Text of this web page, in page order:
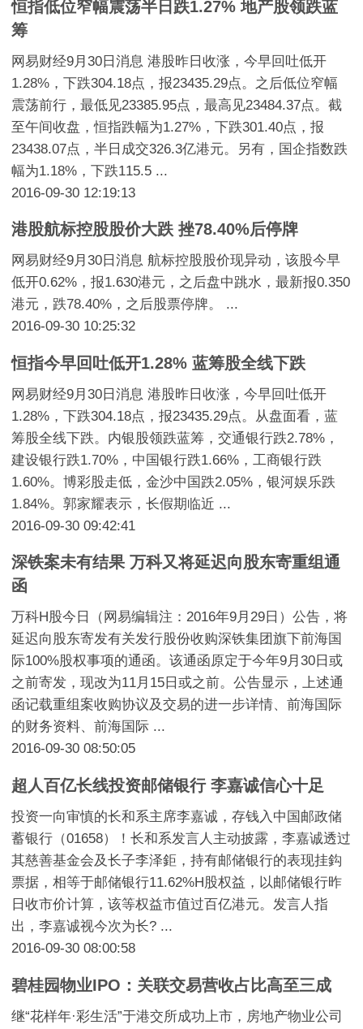
恒指低位窄幅震荡半日跌1.27% 地产股领跌蓝
筹
网易财经9月30日消息 港股昨日收涨，今早回吐低开
1.28%，下跌304.18点，报23435.29点。之后低位窄幅
震荡前行，最低见23385.95点，最高见23484.37点。截
至午间收盘，恒指跌幅为1.27%，下跌301.40点，报
23438.07点，半日成交326.3亿港元。另有，国企指数跌
幅为1.18%，下跌115.5 ...
2016-09-30 12:19:13
港股航标控股股价大跌 挫78.40%后停牌
网易财经9月30日消息 航标控股股价现异动，该股今早
低开0.62%，报1.630港元，之后盘中跳水，最新报0.350
港元，跌78.40%，之后股票停牌。 ...
2016-09-30 10:25:32
恒指今早回吐低开1.28% 蓝筹股全线下跌
网易财经9月30日消息 港股昨日收涨，今早回吐低开
1.28%，下跌304.18点，报23435.29点。从盘面看，蓝
筹股全线下跌。内银股领跌蓝筹，交通银行跌2.78%，
建设银行跌1.70%，中国银行跌1.66%，工商银行跌
1.60%。博彩股走低，金沙中国跌2.05%，银河娱乐跌
1.84%。郭家耀表示，长假期临近 ...
2016-09-30 09:42:41
深铁案未有结果 万科又将延迟向股东寄重组通
函
万科H股今日（网易编辑注：2016年9月29日）公告，将
延迟向股东寄发有关发行股份收购深铁集团旗下前海国
际100%股权事项的通函。该通函原定于今年9月30日或
之前寄发，现改为11月15日或之前。公告显示，上述通
函记载重组案收购协议及交易的进一步详情、前海国际
的财务资料、前海国际 ...
2016-09-30 08:50:05
超人百亿长线投资邮储银行 李嘉诚信心十足
投资一向审慎的长和系主席李嘉诚，存钱入中国邮政储
蓄银行（01658）！长和系发言人主动披露，李嘉诚透过
其慈善基金会及长子李泽鉅，持有邮储银行的表现挂鈎
票据，相等于邮储银行11.62%H股权益，以邮储银行昨
日收市价计算，该等权益市值过百亿港元。发言人指
出，李嘉诚视今次为长? ...
2016-09-30 08:00:58
碧桂园物业IPO：关联交易营收占比高至三成
继“花样年·彩生活”于港交所成功上市，房地产物业公司